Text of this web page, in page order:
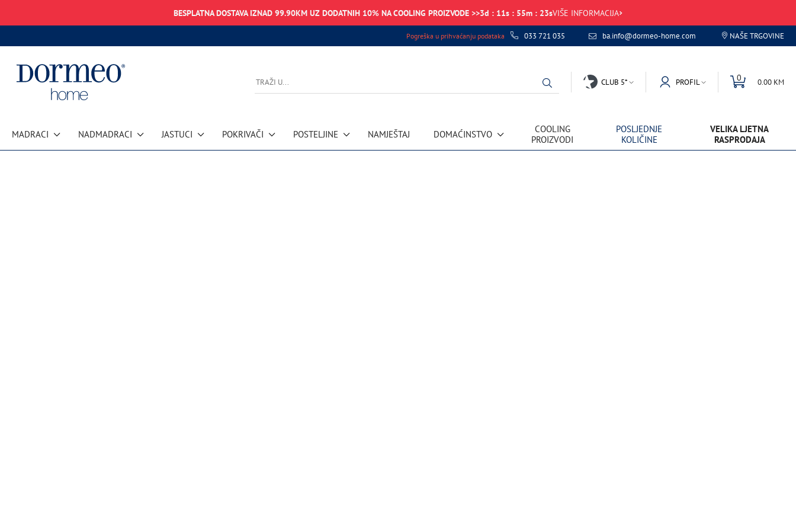
BESPLATNA DOSTAVA IZNAD 99.90KM UZ DODATNIH 10% NA COOLING PROIZVODE >>3d : 11s : 55m : 23sVIŠE INFORMACIJA
Pogreška u prihvaćanju podataka 033 721 035 ba.info@dormeo-home.com NAŠE TRGOVINE
CLUB 5* PROFIL 0 0.00 KM
MADRACI NADMADRACI JASTUCI POKRIVAČI POSTELJINE NAMJEŠTAJ DOMAĆINSTVO
COOLING
PROIZVODI
POSLJEDNJE
KOLIČINE
VELIKA LJETNA
RASPRODAJA